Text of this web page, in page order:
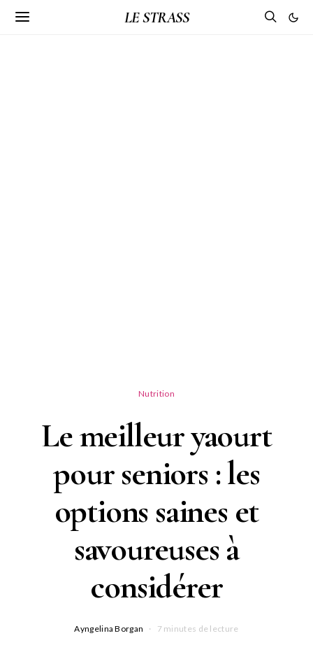
LE STRASS
Nutrition
Le meilleur yaourt
pour seniors : les
options saines et
savoureuses à
considérer
Ayngelina Borgan 7 minutes de lecture